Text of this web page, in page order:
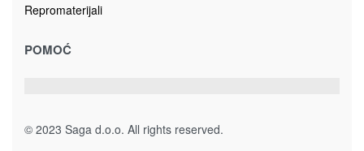
Repromaterijali
POMOĆ
© 2023 Saga d.o.o. All rights reserved.